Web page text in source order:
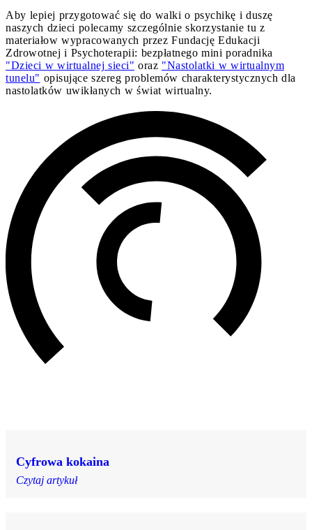
Aby lepiej przygotować się do walki o psychikę i duszę
naszych dzieci polecamy szczególnie skorzystanie tu z
materiałow wypracowanych przez Fundację Edukacji
Zdrowotnej i Psychoterapii: bezpłatnego mini poradnika
"Dzieci w wirtualnej sieci" oraz "Nastolatki w wirtualnym
tunelu" opisujące szereg problemów charakterystycznych dla
nastolatków uwikłanych w świat wirtualny.
Cyfrowa kokaina
Czytaj artykuł